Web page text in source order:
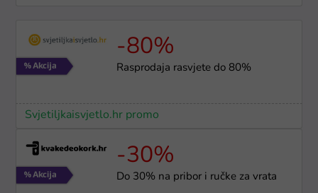
-80%
Rasprodaja rasvjete do 80%
Svjetiljkaisvjetlo.hr promo
-30%
Do 30% na pribor i ručke za vrata